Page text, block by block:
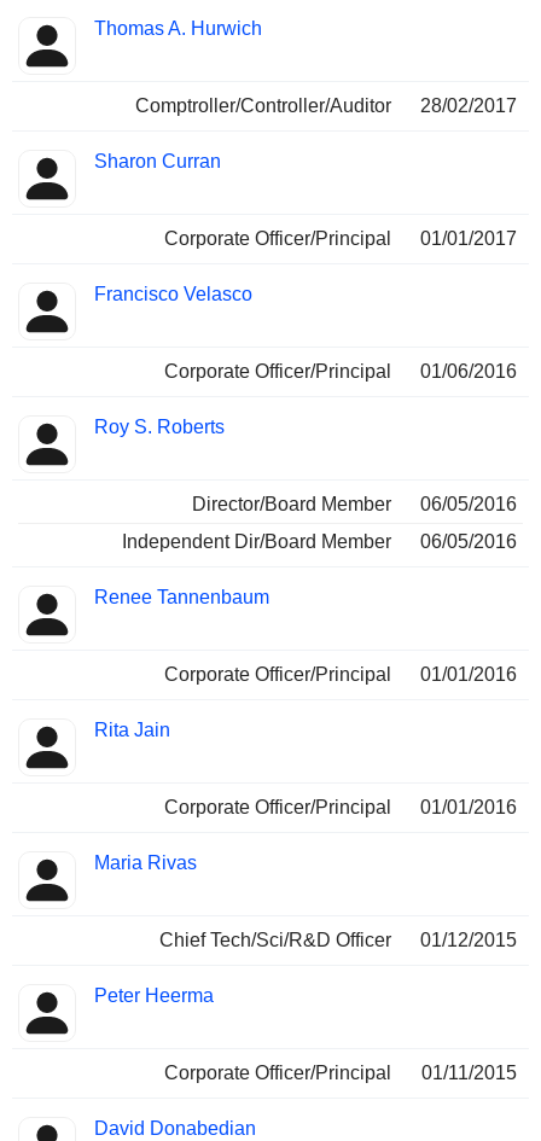
Thomas A. Hurwich
Comptroller/Controller/Auditor 28/02/2017
Sharon Curran
Corporate Officer/Principal 01/01/2017
Francisco Velasco
Corporate Officer/Principal 01/06/2016
Roy S. Roberts
Director/Board Member
06/05/2016
Independent Dir/Board Member
06/05/2016
Renee Tannenbaum
Corporate Officer/Principal 01/01/2016
Rita Jain
Corporate Officer/Principal 01/01/2016
Maria Rivas
Chief Tech/Sci/R&D Officer 01/12/2015
Peter Heerma
Corporate Officer/Principal 01/11/2015
David Donabedian